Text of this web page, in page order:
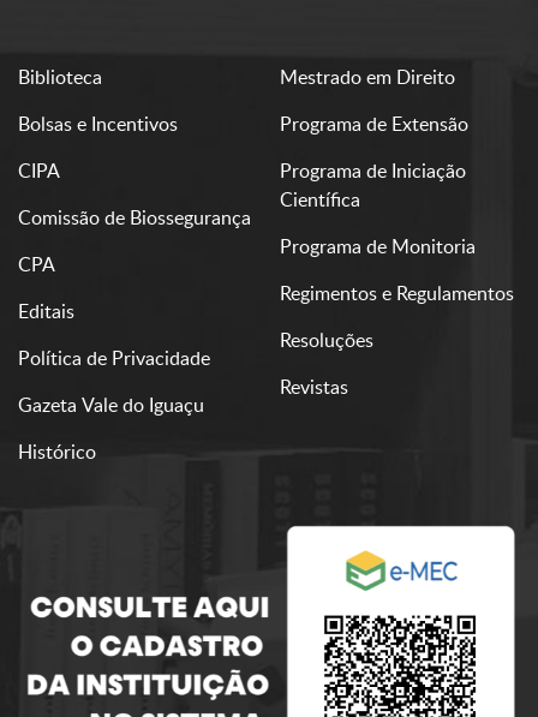
Biblioteca
Bolsas e Incentivos
CIPA
Comissão de Biossegurança
CPA
Editais
Política de Privacidade
Gazeta Vale do Iguaçu
Histórico
Mestrado em Direito
Programa de Extensão
Programa de Iniciação
Científica
Programa de Monitoria
Regimentos e Regulamentos
Resoluções
Revistas